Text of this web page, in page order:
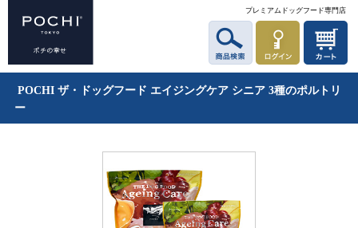
プレミアムドッグフード専門店
POCHI ザ・ドッグフード エイジングケア シニア 3種のポルトリ
ー